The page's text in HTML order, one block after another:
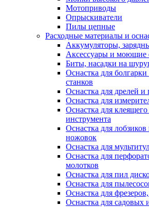
Мотоприводы
Опрыскиватели
Пилы цепные
Расходные материалы и
Аккумуляторы,
Аксессуары и моющие
Биты, насадки на
Оснастка для
станков
Оснастка для дрелей и
Оснастка для
Оснастка для
инструмента
Оснастка для
ножовок
Оснастка для
Оснастка для
молотков
Оснастка для пил
Оснастка для
Оснастка для
Оснастка для садовых